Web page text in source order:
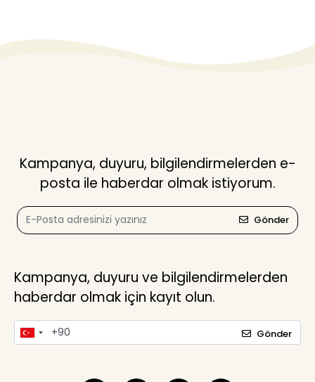
Kampanya, duyuru, bilgilendirmelerden e-
posta ile haberdar olmak istiyorum.
Gönder
Kampanya, duyuru ve bilgilendirmelerden
haberdar olmak için kayıt olun.
Gönder